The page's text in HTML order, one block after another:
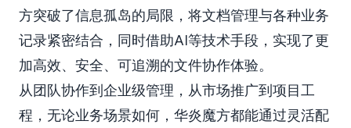
方突破了信息孤岛的局限，将文档管理与各种业务
记录紧密结合，同时借助AI等技术手段，实现了更
加高效、安全、可追溯的文件协作体验。
从团队协作到企业级管理，从市场推广到项目工
程，无论业务场景如何，华炎魔方都能通过灵活配